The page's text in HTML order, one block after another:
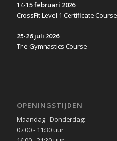
14-15 februari 2026
CrossFit Level 1 Certificate Course
25-26 juli 2026
The Gymnastics Course
OPENINGSTIJDEN
Maandag - Donderdag:
07:00 - 11:30 uur